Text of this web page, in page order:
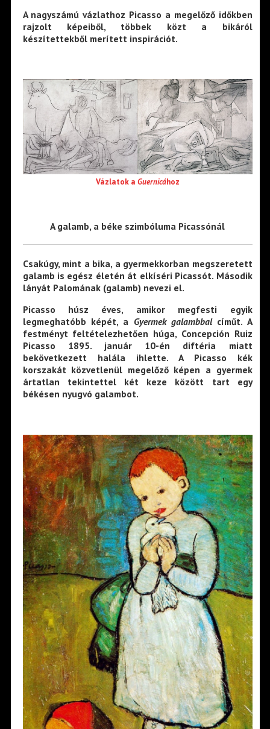
A nagyszámú vázlathoz Picasso a megelőző időkben
rajzolt képeiből, többek közt a bikáról
készítettekből merített inspirációt.
Vázlatok a Guernicához
A galamb, a béke szimbóluma Picassónál
Csakúgy, mint a bika, a gyermekkorban megszeretett
galamb is egész életén át elkíséri Picassót. Második
lányát Palomának (galamb) nevezi el.
Picasso húsz éves, amikor megfesti egyik
legmeghatóbb képét, a Gyermek galambbal címűt. A
festményt feltételezhetően húga, Concepción Ruiz
Picasso 1895. január 10-én diftéria miatt
bekövetkezett halála ihlette. A Picasso kék
korszakát közvetlenül megelőző képen a gyermek
ártatlan tekintettel két keze között tart egy
békésen nyugvó galambot.